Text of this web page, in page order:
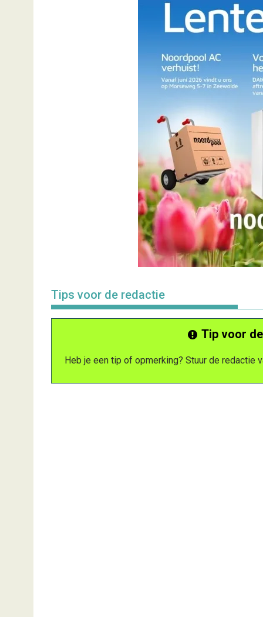
Tips voor de redactie
Tip voor
Heb je een tip of opmerking? Stuur de redactie